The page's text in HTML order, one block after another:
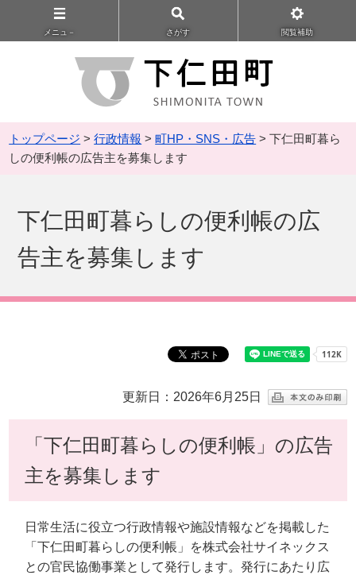
メニュ－ さがす 閲覧補助
トップページ >行政情報 >町HP・SNS・広告 > 下仁田町暮ら
しの便利帳の広告主を募集します
下仁田町暮らしの便利帳の広
告主を募集します
更新日：2026年6月25日
「下仁田町暮らしの便利帳」の広告
主を募集します
日常生活に役立つ行政情報や施設情報などを掲載した
「下仁田町暮らしの便利帳」を株式会社サイネックス
との官民協働事業として発行します。発行にあたり広